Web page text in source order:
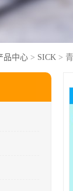
品中心 > SICK >